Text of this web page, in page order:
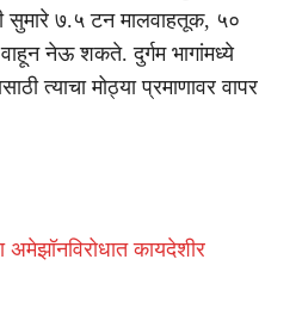
सुमारे ७.५ टन मालवाहतूक, ५०
नेऊ शकते. दुर्गम भागांमध्ये
त्याचा मोठ्या प्रमाणावर वापर
अमेझॉनविरोधात कायदेशीर